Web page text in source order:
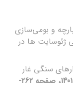
و بومی‌سازی
ژئوسایت ها در
سنگی غار
[دوره 8، 3 و 4، 1401، صفحه 262-